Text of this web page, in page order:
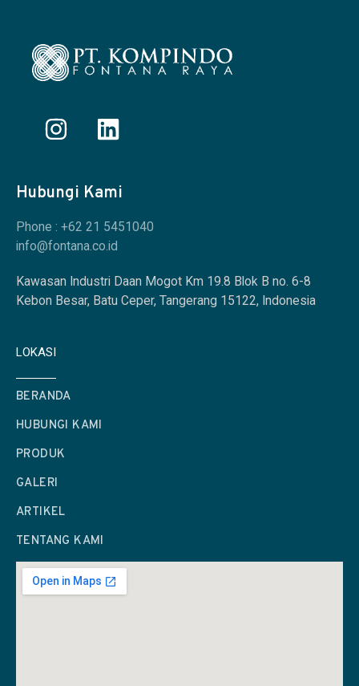
Hubungi Kami
Phone : +62 21 5451040
info@fontana.co.id
Kawasan Industri Daan Mogot Km 19.8 Blok B no. 6-8
Kebon Besar, Batu Ceper, Tangerang 15122, Indonesia
LOKASI
BERANDA
HUBUNGI KAMI
PRODUK
GALERI
ARTIKEL
TENTANG KAMI